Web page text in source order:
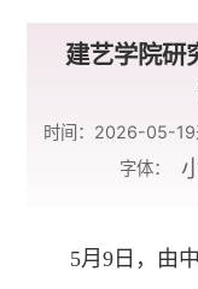
建艺学院研
时间：2026-05-19
字体：
5月9日，由